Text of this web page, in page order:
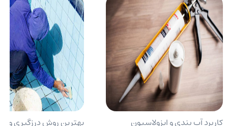
کاربرد آب بندی و ایزولاسیون
بهترین روش درزگیری و